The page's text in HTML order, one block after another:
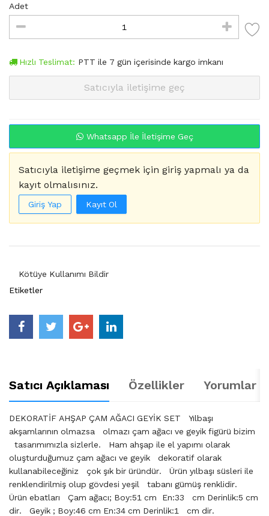
Adet
Hızlı Teslimat: PTT ile 7 gün içerisinde kargo imkanı
Satıcıyla iletişime geç
Whatsapp İle İletişime Geç
Satıcıyla iletişime geçmek için giriş yapmalı ya da
kayıt olmalısınız.
Giriş Yap Kayıt Ol
Kötüye Kullanımı Bildir
Etiketler
Satıcı Açıklaması Özellikler Yorumlar
DEKORATİF AHŞAP ÇAM AĞACI GEYİK SET Yılbaşı
akşamlarının olmazsa olmazı çam ağacı ve geyik figürü bizim
tasarımımızla sizlerle. Ham ahşap ile el yapımı olarak
oluşturduğumuz çam ağacı ve geyik dekoratif olarak
kullanabileceğiniz çok şık bir üründür. Ürün yılbaşı süsleri ile
renklendirilmiş olup gövdesi yeşil tabanı gümüş renklidir.
Ürün ebatları Çam ağacı; Boy:51 cm En:33 cm Derinlik:5 cm
dir. Geyik ; Boy:46 cm En:34 cm Derinlik:1 cm dir.